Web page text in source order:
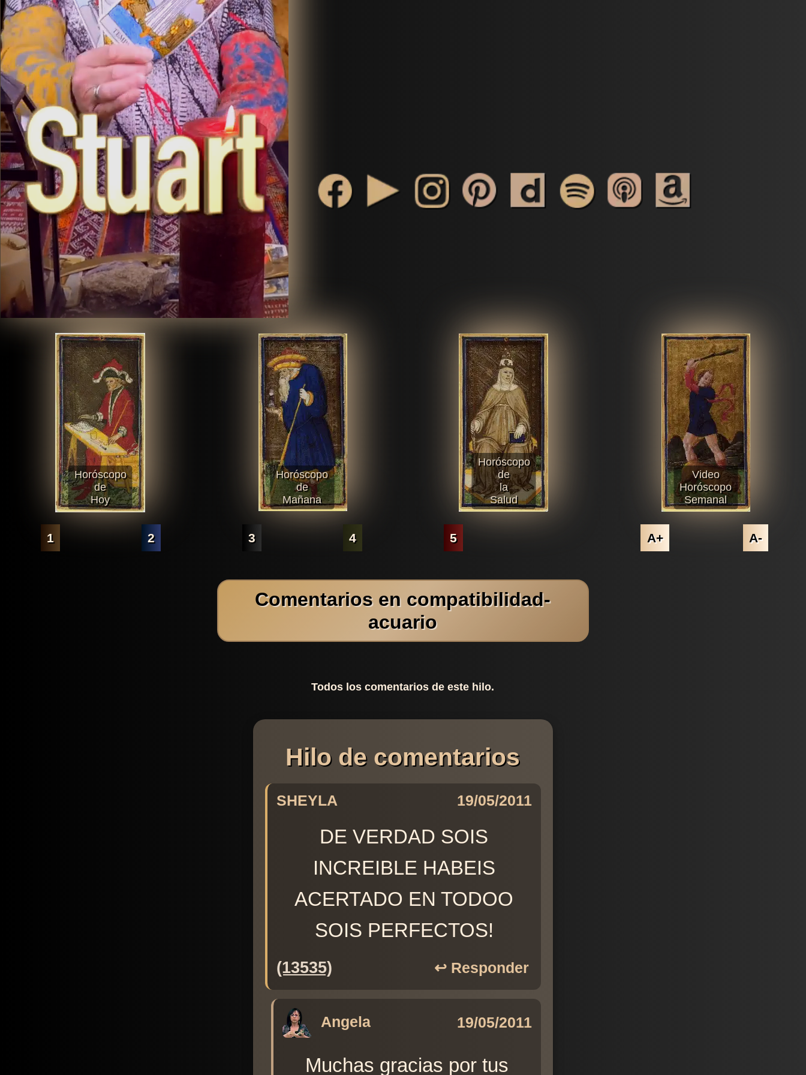
Horóscopo
de
Hoy
Horóscopo
de
Mañana
Horóscopo
de
la
Salud
Video
Horóscopo
Semanal
1 2 3 4 5 A+ A-
Comentarios en compatibilidad-
acuario
Todos los comentarios de este hilo.
Hilo de comentarios
SHEYLA 19/05/2011
DE VERDAD SOIS
INCREIBLE HABEIS
ACERTADO EN TODOO
SOIS PERFECTOS!
(13535) ↩️ Responder
Angela 19/05/2011
Muchas gracias por tus